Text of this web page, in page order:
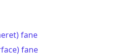
fane
fane